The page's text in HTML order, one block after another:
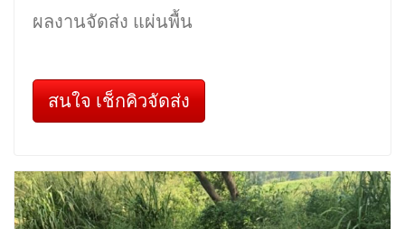
ผลงานจัดส่ง แผ่นพื้น
สนใจ เช็กคิวจัดส่ง